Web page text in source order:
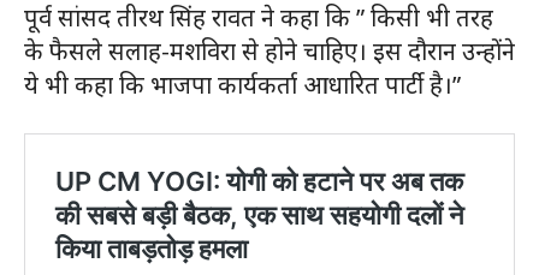
पूर्व सांसद तीरथ सिंह रावत ने कहा कि ” किसी भी तरह
के फैसले सलाह-मशविरा से होने चाहिए। इस दौरान उन्होंने
ये भी कहा कि भाजपा कार्यकर्ता आधारित पार्टी है।”